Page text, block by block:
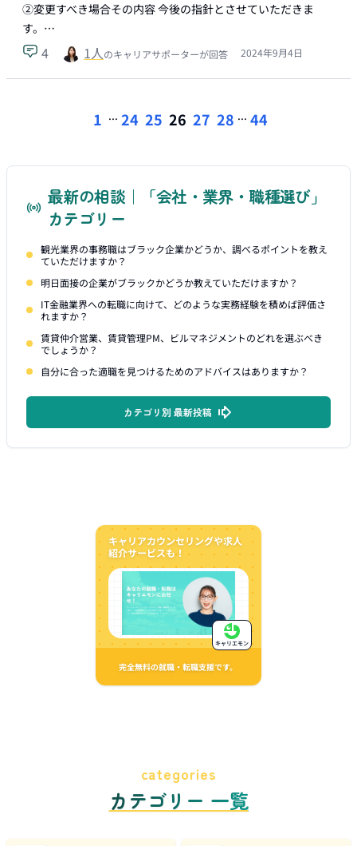
②変更すべき場合その内容 今後の指針とさせていただきま
す。…
4 1人のキャリアサポーターが回答 2024年9月4日
1 ... 24 25 26 27 28 ... 44
最新の相談｜「会社・業界・職種選び」
カテゴリー
観光業界の事務職はブラック企業かどうか、調べるポイントを教え
ていただけますか？
明日面接の企業がブラックかどうか教えていただけますか？
IT金融業界への転職に向けて、どのような実務経験を積めば評価さ
れますか？
賃貸仲介営業、賃貸管理PM、ビルマネジメントのどれを選ぶべき
でしょうか？
自分に合った適職を見つけるためのアドバイスはありますか？
カテゴリ別 最新投稿
キャリアカウンセリングや求人
紹介サービスも！
完全無料の就職・転職支援です。
キャリエモン
categories
カテゴリー 一覧